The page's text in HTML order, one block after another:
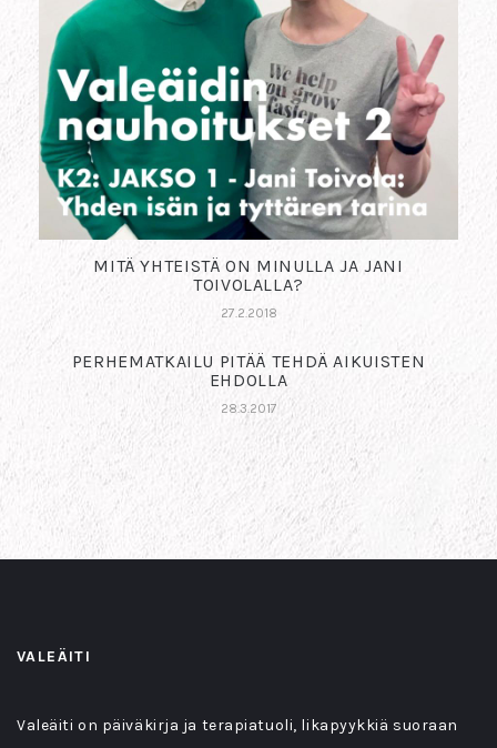
MITÄ YHTEISTÄ ON MINULLA JA JANI
TOIVOLALLA?
27.2.2018
PERHEMATKAILU PITÄÄ TEHDÄ AIKUISTEN
EHDOLLA
28.3.2017
VALEÄITI
Valeäiti on päiväkirja ja terapiatuoli, likapyykkiä suoraan